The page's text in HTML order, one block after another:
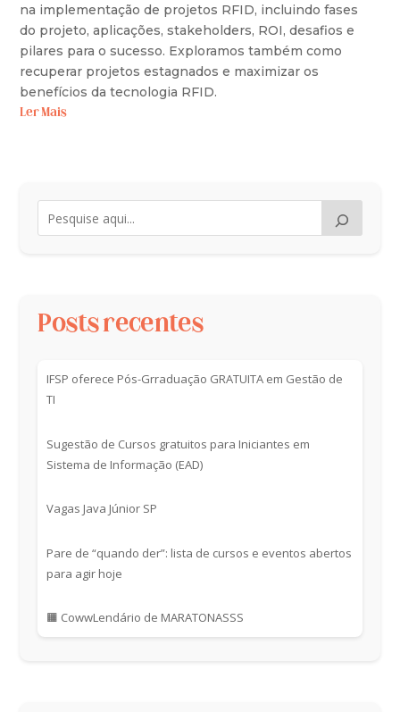
na implementação de projetos RFID, incluindo fases
do projeto, aplicações, stakeholders, ROI, desafios e
pilares para o sucesso. Exploramos também como
recuperar projetos estagnados e maximizar os
benefícios da tecnologia RFID.
Ler Mais
Posts recentes
IFSP oferece Pós-Grraduação GRATUITA em Gestão de
TI
Sugestão de Cursos gratuitos para Iniciantes em
Sistema de Informação (EAD)
Vagas Java Júnior SP
Pare de “quando der”: lista de cursos e eventos abertos
para agir hoje
🟧 CowwLendário de MARATONASSS